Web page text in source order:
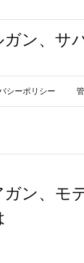
ン、サ
シーポリシー
ン、モ